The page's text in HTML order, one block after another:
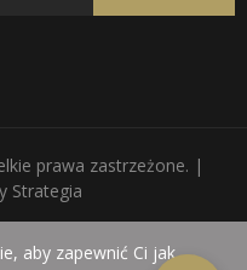
prawa zastrzeżone. |
Strategia
aby zapewnić Ci jak